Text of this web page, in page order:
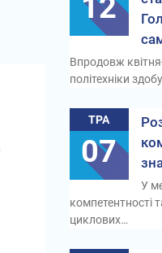
12
Впродовж
політехніки
ТРА
07
У
компетентності
циклових…